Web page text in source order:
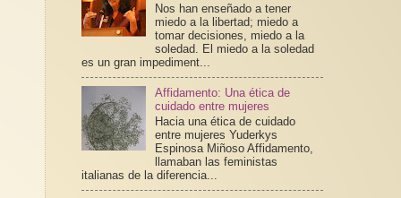
Nos han enseñado a tener
miedo a la libertad; miedo a
tomar decisiones, miedo a la
soledad. El miedo a la soledad
es un gran impediment...
Affidamento: Una ética de
cuidado entre mujeres
Hacia una ética de cuidado
entre mujeres Yuderkys
Espinosa Miñoso Affidamento,
llamaban las feministas
italianas de la diferencia...